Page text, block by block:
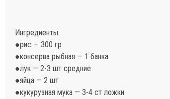
Ингредиенты:
●рис — 300 гр
●консерва рыбная — 1 банка
●лук — 2-3 шт средние
●яйца — 2 шт
●кукурузная мука — 3-4 ст ложки